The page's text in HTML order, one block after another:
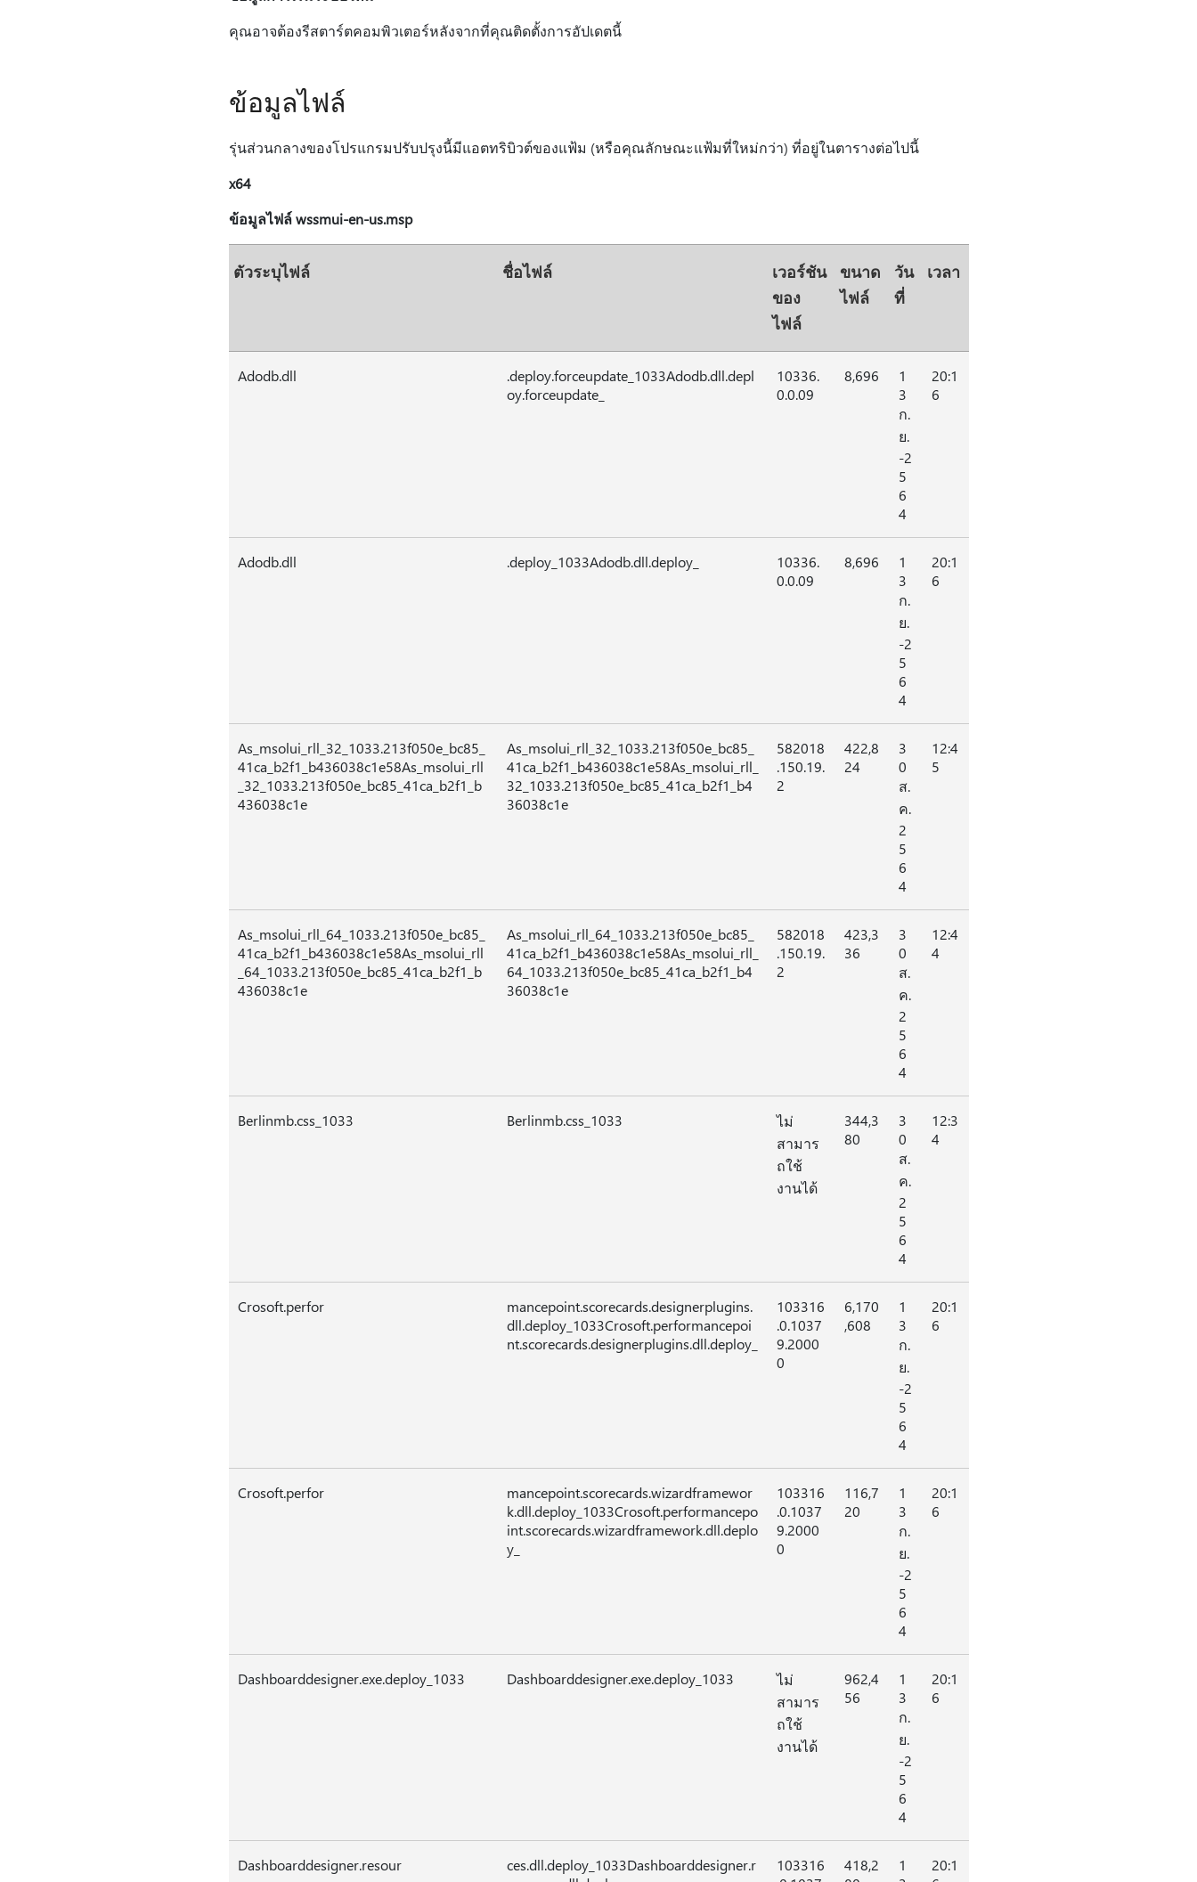
คุณอาจต้องรีสตาร์ตคอมพิวเตอร์หลังจากที่คุณติดตั้งการอัปเดตนี้
ข้อมูลไฟล์
รุ่นส่วนกลางของโปรแกรมปรับปรุงนี้มีแอตทริบิวต์ของแฟ้ม (หรือคุณลักษณะแฟ้มที่ใหม่กว่า) ที่อยู่ในตารางต่อไปนี้
x64
ข้อมูลไฟล์ wssmui-en-us.msp
ตัวระบุไฟล์ ชื่อไฟล์
เวอร์ชัน
ของ
ไฟล์
ขนาด
ไฟล์
วัน
ที่
เวลา
Adodb.dll
.deploy.forceupdate_1033Adodb.dll.depl
oy.forceupdate_
10336.
0.0.09
8,696
1
3
ก.
ย.
-2
5
6
4
20:1
6
Adodb.dll .deploy_1033Adodb.dll.deploy_
10336.
0.0.09
8,696
1
3
ก.
ย.
-2
5
6
4
20:1
6
As_msolui_rll_32_1033.213f050e_bc85_
41ca_b2f1_b436038c1e58As_msolui_rll
_32_1033.213f050e_bc85_41ca_b2f1_b
436038c1e
As_msolui_rll_32_1033.213f050e_bc85_
41ca_b2f1_b436038c1e58As_msolui_rll_
32_1033.213f050e_bc85_41ca_b2f1_b4
36038c1e
582018
.150.19.
2
422,8
24
3
0
ส.
ค.
2
5
6
4
12:4
5
As_msolui_rll_64_1033.213f050e_bc85_
41ca_b2f1_b436038c1e58As_msolui_rll
_64_1033.213f050e_bc85_41ca_b2f1_b
436038c1e
As_msolui_rll_64_1033.213f050e_bc85_
41ca_b2f1_b436038c1e58As_msolui_rll_
64_1033.213f050e_bc85_41ca_b2f1_b4
36038c1e
582018
.150.19.
2
423,3
36
3
0
ส.
ค.
2
5
6
4
12:4
4
Berlinmb.css_1033 Berlinmb.css_1033
ไม่
สามาร
ถใช้
งานได้
344,3
80
3
0
ส.
ค.
2
5
6
4
12:3
4
Crosoft.perfor
mancepoint.scorecards.designerplugins.
dll.deploy_1033Crosoft.performancepoi
nt.scorecards.designerplugins.dll.deploy_
103316
.0.1037
9.2000
0
6,170
,608
1
3
ก.
ย.
-2
5
6
4
20:1
6
Crosoft.perfor
mancepoint.scorecards.wizardframewor
k.dll.deploy_1033Crosoft.performancepo
int.scorecards.wizardframework.dll.deplo
y_
103316
.0.1037
9.2000
0
116,7
20
1
3
ก.
ย.
-2
5
6
4
20:1
6
Dashboarddesigner.exe.deploy_1033 Dashboarddesigner.exe.deploy_1033
ไม่
สามาร
ถใช้
งานได้
962,4
56
1
3
ก.
ย.
-2
5
6
4
20:1
6
Dashboarddesigner.resour
ces.dll.deploy_1033Dashboarddesigner.r
103316
418,2
1
20:1